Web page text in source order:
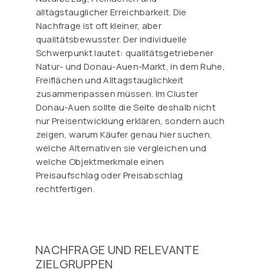
alltagstauglicher Erreichbarkeit. Die
Nachfrage ist oft kleiner, aber
qualitätsbewusster. Der individuelle
Schwerpunkt lautet: qualitätsgetriebener
Natur- und Donau-Auen-Markt, in dem Ruhe,
Freiflächen und Alltagstauglichkeit
zusammenpassen müssen. Im Cluster
Donau-Auen sollte die Seite deshalb nicht
nur Preisentwicklung erklären, sondern auch
zeigen, warum Käufer genau hier suchen,
welche Alternativen sie vergleichen und
welche Objektmerkmale einen
Preisaufschlag oder Preisabschlag
rechtfertigen.
NACHFRAGE UND RELEVANTE
ZIELGRUPPEN